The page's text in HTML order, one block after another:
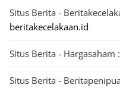
Situs Berita -
beritakecelakaan.id
Situs Berita - Hargasaham :
Situs Berita -